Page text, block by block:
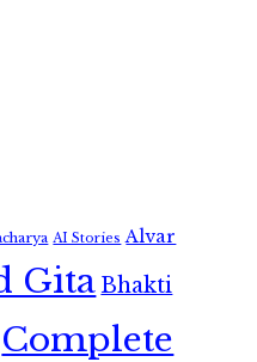
AI Stories Alvar
GitaBhakti
Complete